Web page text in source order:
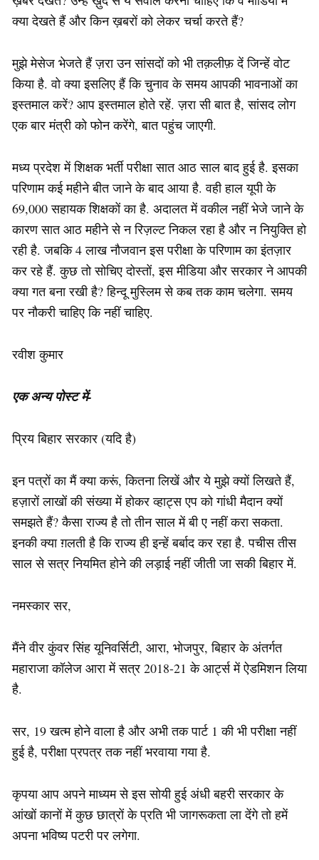
क्या देखते हैं और किन ख़बरों को लेकर चर्चा करते हैं?
मुझे मेसेज भेजते हैं ज़रा उन सांसदों को भी तक़लीफ़ दें जिन्हें वोट
किया है. वो क्या इसलिए हैं कि चुनाव के समय आपकी भावनाओं का
इस्तमाल करें? आप इस्तमाल होते रहें. ज़रा सी बात है, सांसद लोग
एक बार मंत्री को फोन करेंगे, बात पहुंच जाएगी.
मध्य प्रदेश में शिक्षक भर्ती परीक्षा सात आठ साल बाद हुई है. इसका
परिणाम कई महीने बीत जाने के बाद आया है. वही हाल यूपी के
69,000 सहायक शिक्षकों का है. अदालत में वकील नहीं भेजे जाने के
कारण सात आठ महीने से न रिज़ल्ट निकल रहा है और न नियुक्ति हो
रही है. जबकि 4 लाख नौजवान इस परीक्षा के परिणाम का इंतज़ार
कर रहे हैं. कुछ तो सोचिए दोस्तों, इस मीडिया और सरकार ने आपकी
क्या गत बना रखी है? हिन्दू मुस्लिम से कब तक काम चलेगा. समय
पर नौकरी चाहिए कि नहीं चाहिए.
रवीश कुमार
एक अन्य पोस्ट में-
प्रिय बिहार सरकार (यदि है)
इन पत्रों का मैं क्या करूं, कितना लिखें और ये मुझे क्यों लिखते हैं,
हज़ारों लाखों की संख्या में होकर व्हाट्स एप को गांधी मैदान क्यों
समझते हैं? कैसा राज्य है तो तीन साल में बी ए नहीं करा सकता.
इनकी क्या ग़लती है कि राज्य ही इन्हें बर्बाद कर रहा है. पचीस तीस
साल से सत्र नियमित होने की लड़ाई नहीं जीती जा सकी बिहार में.
नमस्कार सर,
मैंने वीर कुंवर सिंह यूनिवर्सिटी, आरा, भोजपुर, बिहार के अंतर्गत
महाराजा कॉलेज आरा में सत्र 2018-21 के आर्ट्स में ऐडमिशन लिया
है.
सर, 19 खत्म होने वाला है और अभी तक पार्ट 1 की भी परीक्षा नहीं
हुई है, परीक्षा प्रपत्र तक नहीं भरवाया गया है.
कृपया आप अपने माध्यम से इस सोयी हुई अंधी बहरी सरकार के
आंखों कानों में कुछ छात्रों के प्रति भी जागरूकता ला देंगे तो हमें
अपना भविष्य पटरी पर लगेगा.